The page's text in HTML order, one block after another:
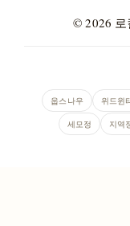
© 2026 로
웁스나우 위드윈
세모정 지역